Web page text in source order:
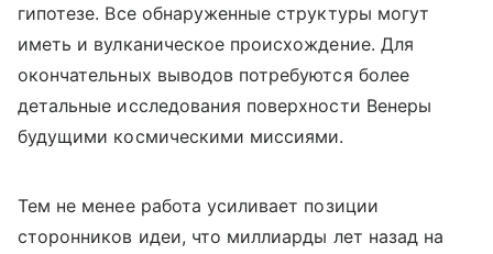
гипотезе. Все обнаруженные структуры могут
иметь и вулканическое происхождение. Для
окончательных выводов потребуются более
детальные исследования поверхности Венеры
будущими космическими миссиями.
Тем не менее работа усиливает позиции
сторонников идеи, что миллиарды лет назад на